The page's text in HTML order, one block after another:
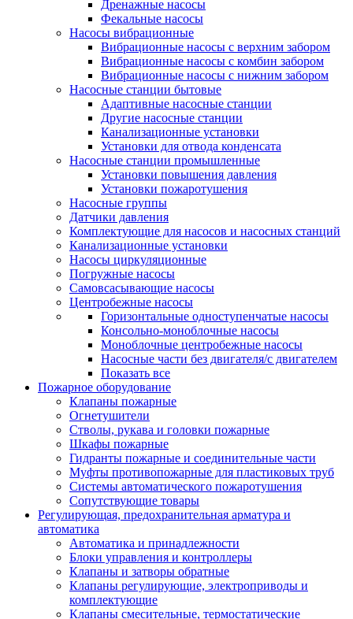
Дренажные насосы
Фекальные насосы
Насосы вибрационные
Вибрационные насосы с верхним забором
Вибрационные насосы с комбин забором
Вибрационные насосы с нижним забором
Насосные станции бытовые
Адаптивные насосные станции
Другие насосные станции
Канализационные установки
Установки для отвода конденсата
Насосные станции промышленные
Установки повышения давления
Установки пожаротушения
Насосные группы
Датчики давления
Комплектующие для насосов и насосных станций
Канализационные установки
Насосы циркуляционные
Погружные насосы
Самовсасывающие насосы
Центробежные насосы
Горизонтальные одноступенчатые насосы
Консольно-моноблочные насосы
Моноблочные центробежные насосы
Насосные части без двигателя/с двигателем
Показать все
Пожарное оборудование
Клапаны пожарные
Огнетушители
Стволы, рукава и головки пожарные
Шкафы пожарные
Гидранты пожарные и соединительные части
Муфты противопожарные для пластиковых труб
Системы автоматического пожаротушения
Сопутствующие товары
Регулирующая, предохранительная арматура и
автоматика
Автоматика и принадлежности
Блоки управления и контроллеры
Клапаны и затворы обратные
Клапаны регулирующие, электроприводы и
комплектующие
Клапаны смесительные, термостатические